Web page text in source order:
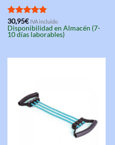
Valorado
con5.00
de 5
30,95€ IVA incluido
Disponibilidad en Almacén (7-
10 días laborables)